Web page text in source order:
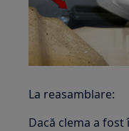
La reasamblare:
Dacă clema a